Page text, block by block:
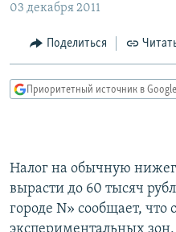
содержанию
Вернутся
главной
навигации
ЦИТАТЫ СВОБОДЫ
МНЕНИЯ
КУЛЬТУРА
IDEL.РЕАЛИИ
СИБИРЬ.РЕАЛИИ
РАСПИСАНИЕ ВЕЩАНИЯ
03 декабря 2011
Поделиться
Приоритетный источник в Google
Налог на обычную
вырасти до 60 тысяч
городе N» сообщает, что